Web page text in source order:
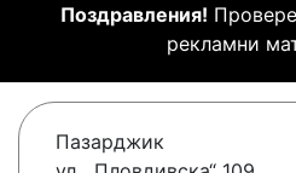
Поздравления!
рекламни
Пазарджик